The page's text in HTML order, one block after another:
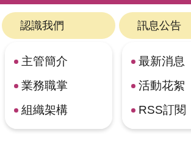
認識我們
主管簡介
業務職掌
組織架構
訊息公告
最新消息
活動花絮
RSS訂閱